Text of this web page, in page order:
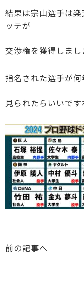
結果は宗山選手は
ッテが
交渉権を獲得しまし
指名された選手が
見られたらいいです
前の記事へ